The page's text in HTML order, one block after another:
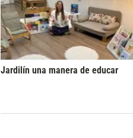
Jardilín una manera de educar